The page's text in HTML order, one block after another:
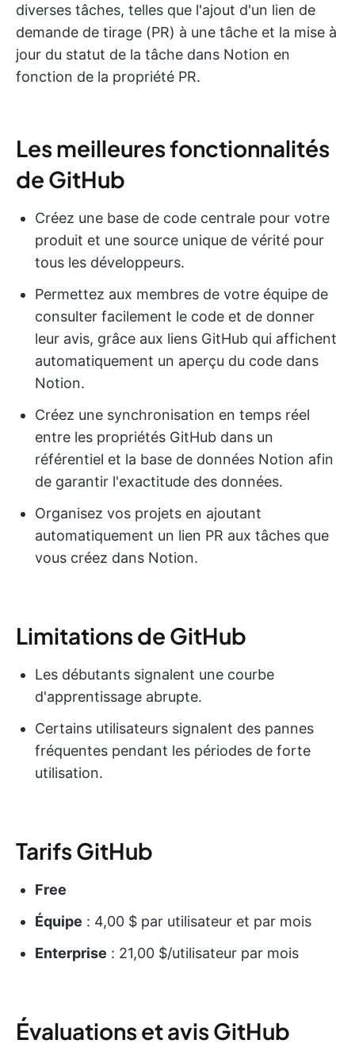
diverses tâches, telles que l'ajout d'un lien de
demande de tirage (PR) à une tâche et la mise à
jour du statut de la tâche dans Notion en
fonction de la propriété PR.
Les meilleures fonctionnalités
de GitHub
Créez une base de code centrale pour votre
produit et une source unique de vérité pour
tous les développeurs.
Permettez aux membres de votre équipe de
consulter facilement le code et de donner
leur avis, grâce aux liens GitHub qui affichent
automatiquement un aperçu du code dans
Notion.
Créez une synchronisation en temps réel
entre les propriétés GitHub dans un
référentiel et la base de données Notion afin
de garantir l'exactitude des données.
Organisez vos projets en ajoutant
automatiquement un lien PR aux tâches que
vous créez dans Notion.
Limitations de GitHub
Les débutants signalent une courbe
d'apprentissage abrupte.
Certains utilisateurs signalent des pannes
fréquentes pendant les périodes de forte
utilisation.
Tarifs GitHub
Free
Équipe : 4,00 $ par utilisateur et par mois
Enterprise : 21,00 $/utilisateur par mois
Évaluations et avis GitHub